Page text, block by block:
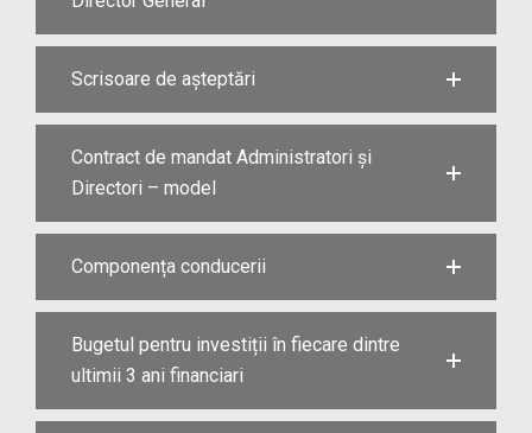
Scrisoare de așteptări
Contract de mandat Administratori și
Directori – model
Componența conducerii
Bugetul pentru investiții în fiecare dintre
ultimii 3 ani financiari